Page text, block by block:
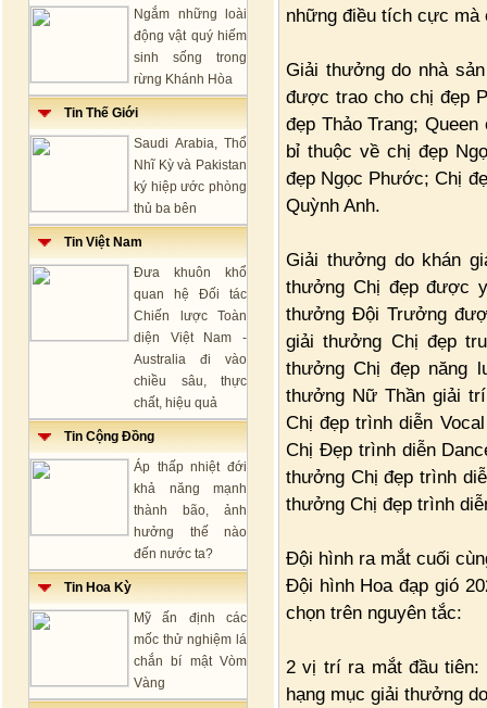
Ngắm những loài
động vật quý hiếm
sinh sống trong
rừng Khánh Hòa
Tin Thế Giới
Saudi Arabia, Thổ
Nhĩ Kỳ và Pakistan
ký hiệp ước phòng
thủ ba bên
Tin Việt Nam
Đưa khuôn khổ
quan hệ Đối tác
Chiến lược Toàn
diện Việt Nam -
Australia đi vào
chiều sâu, thực
chất, hiệu quả
Tin Cộng Đồng
Áp thấp nhiệt đới
khả năng mạnh
thành bão, ảnh
hưởng thế nào
đến nước ta?
Tin Hoa Kỳ
Mỹ ấn định các
mốc thử nghiệm lá
chắn bí mật Vòm
Vàng
những điều tích cực mà
Giải thưởng do nhà
được trao cho chị đẹp
đẹp Thảo Trang;
bỉ thuộc về chị đẹp
đẹp Ngọc Phước; Chị
Quỳnh Anh.
Giải thưởng do khán
thưởng Chị đẹp được
thưởng Đội Trưởng
giải thưởng Chị đẹp
thưởng Chị đẹp năng
thưởng Nữ Thần giải
Chị đẹp trình diễn
Chị Đẹp trình diễn
thưởng Chị đẹp trình
thưởng Chị đẹp trình
Đội hình ra mắt cuối
Đội hình Hoa đạp gió
chọn trên nguyên tắc:
2 vị trí ra mắt đầu tiên:
hạng mục giải thưởng